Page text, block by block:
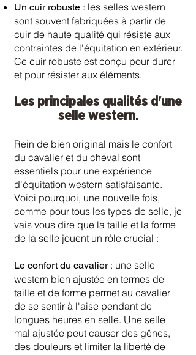
Un cuir robuste : les selles western
sont souvent fabriquées à partir de
cuir de haute qualité qui résiste aux
contraintes de l'équitation en extérieur.
Ce cuir robuste est conçu pour durer
et pour résister aux éléments.
Les principales qualités d'une
selle western.
Rein de bien original mais le confort
du cavalier et du cheval sont
essentiels pour une expérience
d'équitation western satisfaisante.
Voici pourquoi, une nouvelle fois,
comme pour tous les types de selle, je
vais vous dire que la taille et la forme
de la selle jouent un rôle crucial :
Le confort du cavalier : une selle
western bien ajustée en termes de
taille et de forme permet au cavalier
de se sentir à l'aise pendant de
longues heures en selle. Une selle
mal ajustée peut causer des gênes,
des douleurs et limiter la liberté de